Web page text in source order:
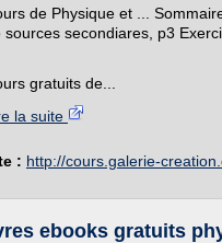
de Physique et ...
sources secondiares, p3
gratuits de...
la suite
: http://cours.galerie-
ebooks gratuits